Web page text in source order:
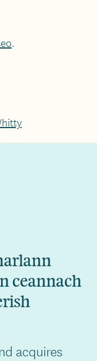
.
ceannach
acquires